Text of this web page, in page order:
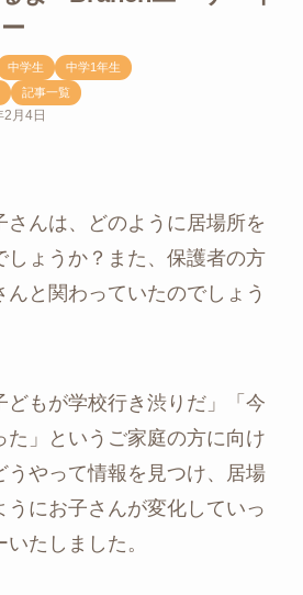
中学生
中学1年生
記事一覧
月4日
さんは、どのように居場所を
しょうか？また、保護者の方
と関わっていたのでしょう
どもが学校行き渋りだ」「今
た」というご家庭の方に向け
うやって情報を見つけ、居場
うにお子さんが変化していっ
たしました。